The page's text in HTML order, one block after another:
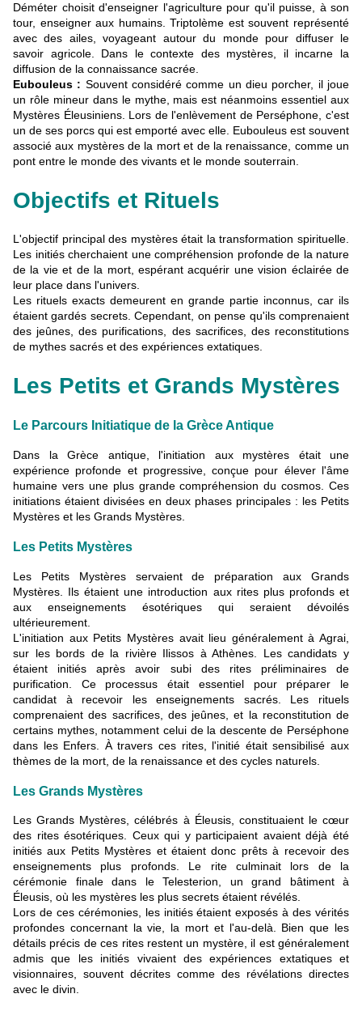
Déméter choisit d'enseigner l'agriculture pour qu'il puisse, à son
tour, enseigner aux humains. Triptolème est souvent représenté
avec des ailes, voyageant autour du monde pour diffuser le
savoir agricole. Dans le contexte des mystères, il incarne la
diffusion de la connaissance sacrée.
Eubouleus : Souvent considéré comme un dieu porcher, il joue
un rôle mineur dans le mythe, mais est néanmoins essentiel aux
Mystères Éleusiniens. Lors de l'enlèvement de Perséphone, c'est
un de ses porcs qui est emporté avec elle. Eubouleus est souvent
associé aux mystères de la mort et de la renaissance, comme un
pont entre le monde des vivants et le monde souterrain.
Objectifs et Rituels
L'objectif principal des mystères était la transformation spirituelle.
Les initiés cherchaient une compréhension profonde de la nature
de la vie et de la mort, espérant acquérir une vision éclairée de
leur place dans l'univers.
Les rituels exacts demeurent en grande partie inconnus, car ils
étaient gardés secrets. Cependant, on pense qu'ils comprenaient
des jeûnes, des purifications, des sacrifices, des reconstitutions
de mythes sacrés et des expériences extatiques.
Les Petits et Grands Mystères
Le Parcours Initiatique de la Grèce Antique
Dans la Grèce antique, l'initiation aux mystères était une
expérience profonde et progressive, conçue pour élever l'âme
humaine vers une plus grande compréhension du cosmos. Ces
initiations étaient divisées en deux phases principales : les Petits
Mystères et les Grands Mystères.
Les Petits Mystères
Les Petits Mystères servaient de préparation aux Grands
Mystères. Ils étaient une introduction aux rites plus profonds et
aux enseignements ésotériques qui seraient dévoilés
ultérieurement.
L'initiation aux Petits Mystères avait lieu généralement à Agrai,
sur les bords de la rivière Ilissos à Athènes. Les candidats y
étaient initiés après avoir subi des rites préliminaires de
purification. Ce processus était essentiel pour préparer le
candidat à recevoir les enseignements sacrés. Les rituels
comprenaient des sacrifices, des jeûnes, et la reconstitution de
certains mythes, notamment celui de la descente de Perséphone
dans les Enfers. À travers ces rites, l'initié était sensibilisé aux
thèmes de la mort, de la renaissance et des cycles naturels.
Les Grands Mystères
Les Grands Mystères, célébrés à Éleusis, constituaient le cœur
des rites ésotériques. Ceux qui y participaient avaient déjà été
initiés aux Petits Mystères et étaient donc prêts à recevoir des
enseignements plus profonds. Le rite culminait lors de la
cérémonie finale dans le Telesterion, un grand bâtiment à
Éleusis, où les mystères les plus secrets étaient révélés.
Lors de ces cérémonies, les initiés étaient exposés à des vérités
profondes concernant la vie, la mort et l'au-delà. Bien que les
détails précis de ces rites restent un mystère, il est généralement
admis que les initiés vivaient des expériences extatiques et
visionnaires, souvent décrites comme des révélations directes
avec le divin.